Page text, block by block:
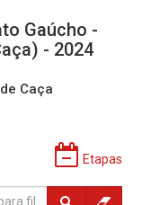
Gaúcho -
- 2024
Caça
Etapas